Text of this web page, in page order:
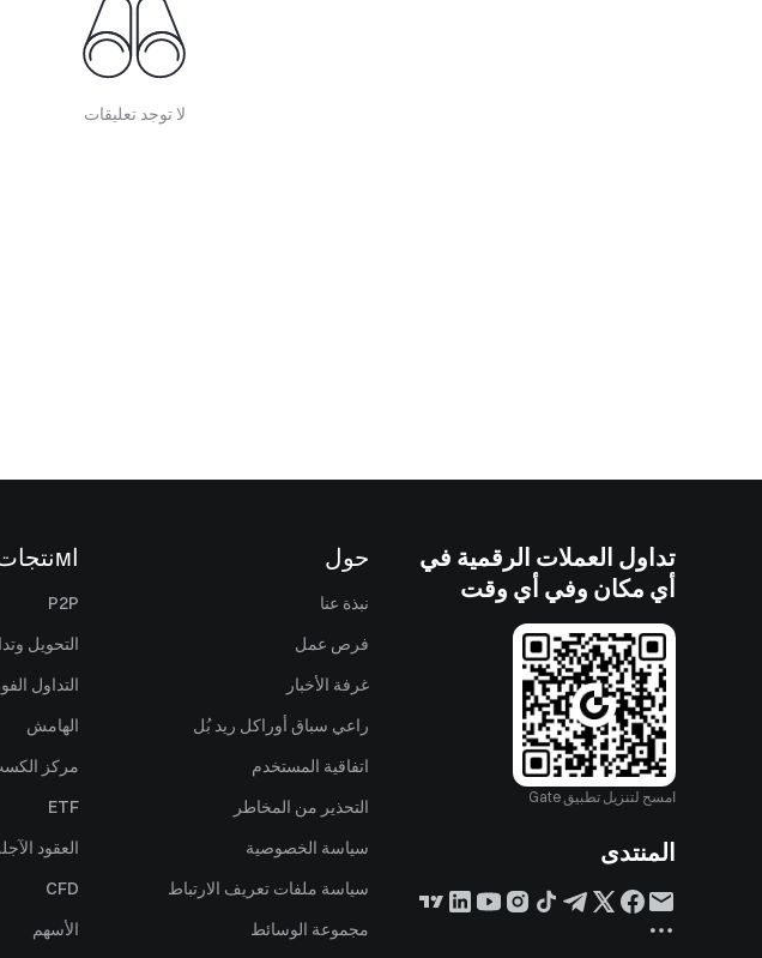
لا توجد تعليقات
تداول العملات الرقمية في
أي مكان وفي أي وقت
امسح لتنزيل تطبيق Gate
المنتدى
حول
نبذة عنا
فرص عمل
غرفة الأخبار
راعي سباق أوراكل ريد بُل
اتفاقية المستخدم
التحذير من المخاطر
سياسة الخصوصية
سياسة ملفات تعريف الارتباط
مجموعة الوسائط
اмنتجات
P2P
التحويل
التداول
الهامش
مركز
ETF
العقود
CFD
الأسهم